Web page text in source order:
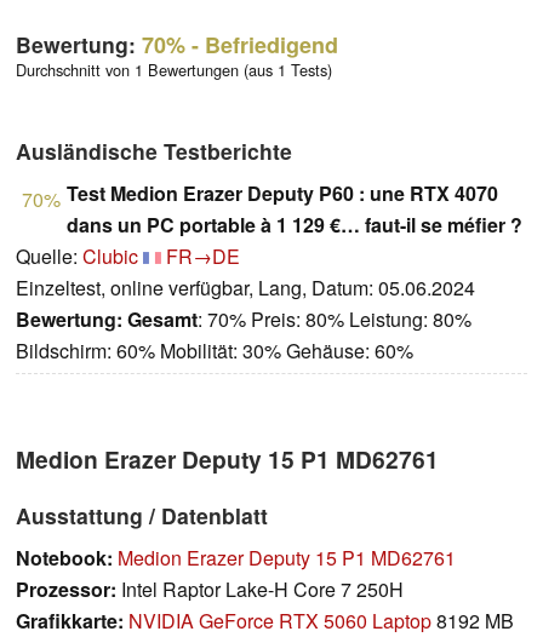
Bewertung: 70%- Befriedigend
Durchschnitt von 1 Bewertungen (aus 1 Tests)
Ausländische Testberichte
70% Test Medion Erazer Deputy P60 : une RTX 4070
dans un PC portable à 1 129 €… faut-il se méfier ?
Quelle: Clubic
FR→DE
Einzeltest, online verfügbar, Lang, Datum: 05.06.2024
Bewertung: Gesamt: 70% Preis: 80% Leistung: 80%
Bildschirm: 60% Mobilität: 30% Gehäuse: 60%
Medion Erazer Deputy 15 P1 MD62761
Ausstattung / Datenblatt
Notebook: Medion Erazer Deputy 15 P1 MD62761
Prozessor: Intel Raptor Lake-H Core 7 250H
Grafikkarte: NVIDIA GeForce RTX 5060 Laptop8192 MB